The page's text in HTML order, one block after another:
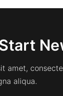
amet,
aliqua.